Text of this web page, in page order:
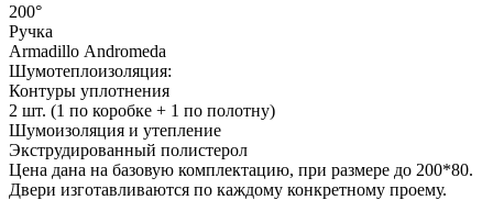
ДУБ БЕЛЁНЫЙ
C55
200°
Ручка
Armadillo Аndromeda
Шумотеплоизоляция:
Контуры уплотнения
2 шт. (1 по коробке + 1 по полотну)
Шумоизоляция и утепление
Экструдированный полистерол
Цена дана на базовую комплектацию, при размере до 200*80.
Двери изготавливаются по каждому конкретному проему.